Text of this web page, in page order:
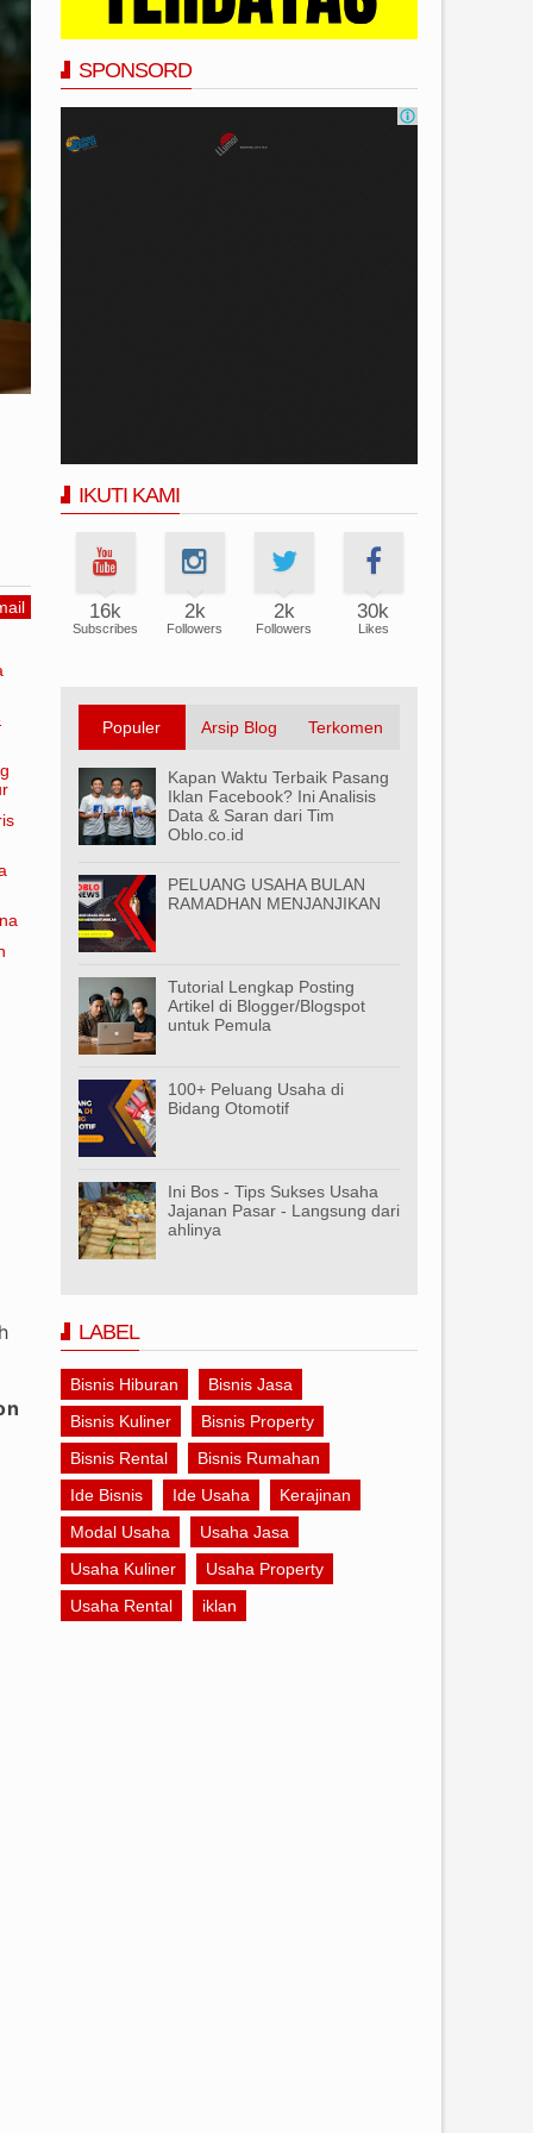
SPONSORD
IKUTI KAMI
16k
Subscribes
2k
Followers
2k
Followers
30k
Likes
Populer Arsip Blog Terkomen
Kapan Waktu Terbaik Pasang
Iklan Facebook? Ini Analisis
Data & Saran dari Tim
Oblo.co.id
PELUANG USAHA BULAN
RAMADHAN MENJANJIKAN
Tutorial Lengkap Posting
Artikel di Blogger/Blogspot
untuk Pemula
100+ Peluang Usaha di
Bidang Otomotif
Ini Bos - Tips Sukses Usaha
Jajanan Pasar - Langsung dari
ahlinya
LABEL
Bisnis Hiburan
Bisnis Jasa
Bisnis Kuliner
Bisnis Property
Bisnis Rental
Bisnis Rumahan
Ide Bisnis
Ide Usaha
Kerajinan
Modal Usaha
Usaha Jasa
Usaha Kuliner
Usaha Property
Usaha Rental
iklan